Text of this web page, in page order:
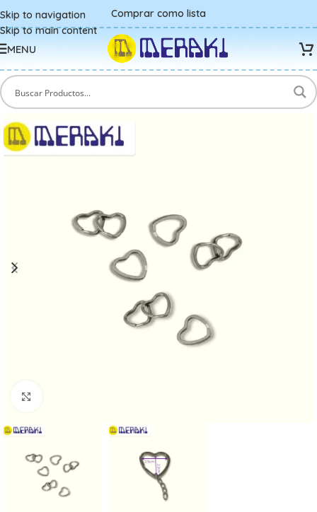
Skip to navigation
Skip to main content
Comprar como lista
MENU